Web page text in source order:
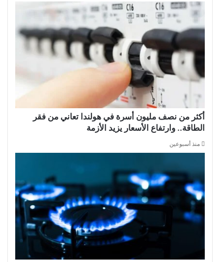
أكثر من نصف مليون أسرة في هولندا تعاني من فقر
الطاقة.. وارتفاع الأسعار يزيد الأزمة
منذ أسبوعين